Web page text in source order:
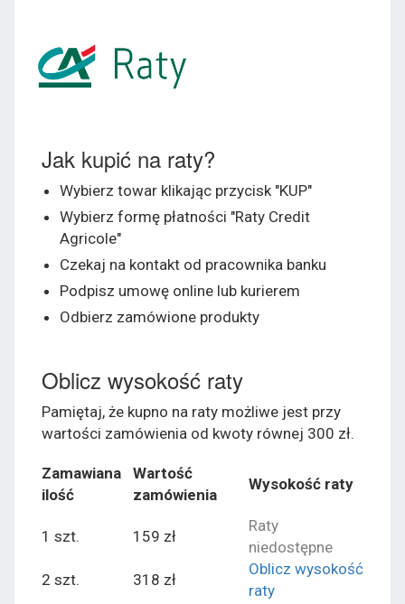
Jak kupić na raty?
Wybierz towar klikając przycisk "KUP"
Wybierz formę płatności "Raty Credit
Agricole"
Czekaj na kontakt od pracownika banku
Podpisz umowę online lub kurierem
Odbierz zamówione produkty
Oblicz wysokość raty
Pamiętaj, że kupno na raty możliwe jest przy
wartości zamówienia od kwoty równej 300 zł.
Zamawiana
ilość
Wartość
zamówienia
Wysokość raty
1 szt. 159 zł
Raty
niedostępne
2 szt.
318 zł
Oblicz wysokość
raty